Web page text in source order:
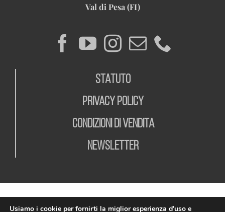
Val di Pesa (FI)
STATUTO
PRIVACY POLICY
CONDIZIONI DI VENDITA
NEWSLETTER
Usiamo i cookie per fornirti la miglior esperienza d'uso e